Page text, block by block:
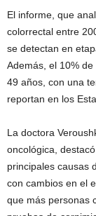
El informe, que
colorrectal entre
se detectan en
Además, el 10%
49 años, con una
reportan en los
La doctora
oncológica,
principales causas
con cambios en el
que más personas